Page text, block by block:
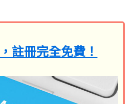
註冊完全免費！